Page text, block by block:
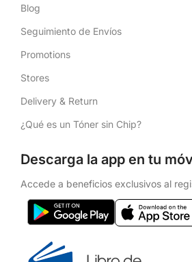
Blog
Seguimiento de Envíos
Promotions
Stores
Delivery & Return
¿Qué es un Tóner sin Chip?
Descarga la app en tu
Accede a beneficios exclusivos al